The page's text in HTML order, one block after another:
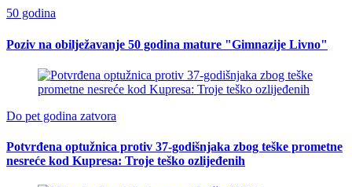
50 godina
Poziv na obilježavanje 50 godina mature "Gimnazije Livno"
Do pet godina zatvora
Potvrđena optužnica protiv 37-godišnjaka zbog teške prometne
nesreće kod Kupresa: Troje teško ozlijeđenih